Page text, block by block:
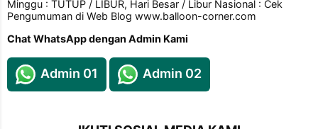
Minggu : TUTUP / LIBUR, Hari Besar / Libur Nasional : Cek
Pengumuman di Web Blog www.balloon-corner.com
Chat WhatsApp dengan Admin Kami
Admin 01 Admin 02